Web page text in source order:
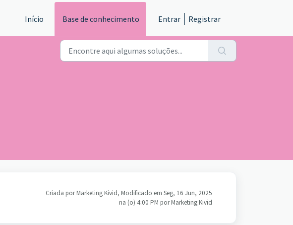
Início Base de conhecimento Entrar Registrar
Criada por Marketing Kivid, Modificado em Seg, 16 Jun, 2025
na (o) 4:00 PM por Marketing Kivid